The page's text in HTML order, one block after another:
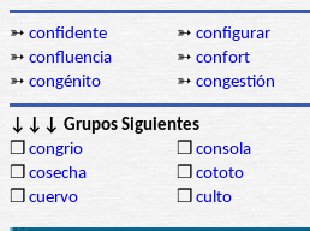
➳ confidente ➳ configurar
➳ confluencia ➳ confort
➳ congénito ➳ congestión
↓↓↓ Grupos Siguientes
❒ congrio ❒ consola
❒ cosecha ❒ cototo
❒ cuervo ❒ culto